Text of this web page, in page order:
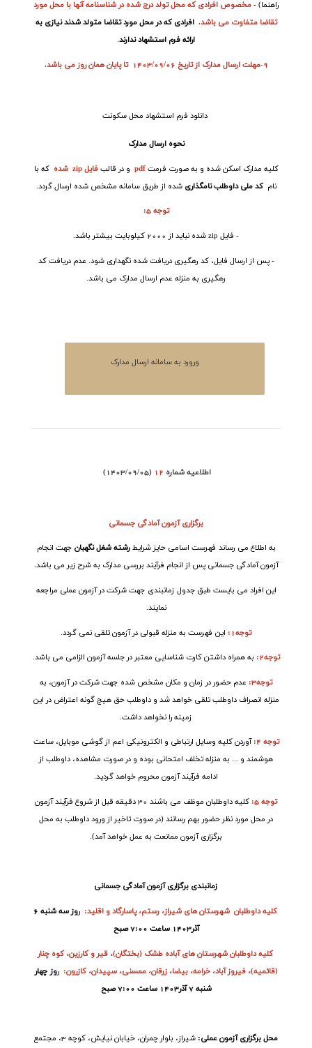
راهنما)-مخصوص افرادی که محل تولد درج شده در شناسنامه آنها با محل مورد
تقاضا متفاوت می باشد. افرادی که در محل مورد تقاضا متولد شدند نیازی به
ارائه فرم استشهاد ندارند.
9-مهلت ارسال مدارک از تاریخ 1403/09/06 تا پایان همان روز می باشد.
دانلود فرم استشهاد محل سکونت
نحوه ارسال مدارک
کلیه مدارک اسکن شده و به صورت فرمتpdf و در قالبفایلzip شدهکه با
نامکد ملی داوطلب نامگذاری شده از طریق سامانه مشخص شده ارسال گردد.
توجه 5:
- فایل zipشده نباید از 2000 کیلوبایت بیشتر باشد.
- پس از ارسال فایل، کد رهگیری دریافت شده نگهداری شود. عدم دریافت کد
رهگیری به منزله عدم ارسال مدارک می باشد.
ورورد به سامانه ارسال مدارک
اطلاعیه شماره 12
(1403/09/05)
برگزاری آزمون آمادگی جسمانی
به اطلاع می رساند فهرست اسامی حایز شرایطرشته شغل نگهبان جهت انجام
آزمون آمادگی جسمانی پس از انجام فرآیند بررسی مدارک به شرح زیر می باشد.
این افراد می بایست طبق جدول زمانبندی جهت شرکت در آزمون عملی مراجعه
نمایند.
توجه1 : این فهرست به منزله قبولی در آزمون تلقی نمی گردد.
توجه2 : به همراه داشتن کارت شناسایی معتبر در جلسه آزمون الزامی می باشد.
توجه3 : عدم حضور در زمان و مکان مشخص شده جهت شرکت در آزمون، به
منزله انصراف داوطلب تلقی خواهد شد و داوطلب حق هیچ گونه اعتراض در این
زمینه را نخواهد داشت.
توجه 4:
آوردن کلیه وسایل ارتباطی و الکترونیکی اعم از گوشی موبایل، ساعت
هوشمند و ... به منزله تخلف امتحانی بوده و در صورت مشاهده، داوطلب از
ادامه فرآیند آزمون محروم خواهد گردید.
توجه 5:
کلیه داوطلبان موظف می باشند 30 دقیقه قبل از شروع فرآیند آزمون
در محل مورد نظر حضور بهم رسانند (در صورت تاخیر از ورود داوطلب به محل
برگزاری آزمون ممانعت به عمل خواهد آمد).
زمانبندی برگزاری آزمون آمادگی جسمانی
کلیه داوطلبان شهرستان های شیراز، رستم، پاسارگاد و اقلید: ر
وز سه شنبه 6
آذر1403 ساعت 7:00 صبح
کلیه داوطلبان شهرستان های آباده طشک (بختگان)، قیر و کارزین، کوه چنار
(قائمیه)، فیروز آباد، خرامه، بیضا، زرقان، ممسنی، سپیدان، کازرون: روز چهار
شنبه 7 آذر1403 ساعت 7:00 صبح
محل برگزاری آزمون عملی:
شیراز، بلوار چمران، خیابان نیایش، کوچه 3، مجتمع